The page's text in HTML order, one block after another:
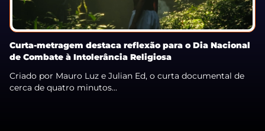
Curta-metragem destaca reflexão para o Dia Nacional
de Combate à Intolerância Religiosa
Criado por Mauro Luz e Julian Ed, o curta documental de
cerca de quatro minutos...